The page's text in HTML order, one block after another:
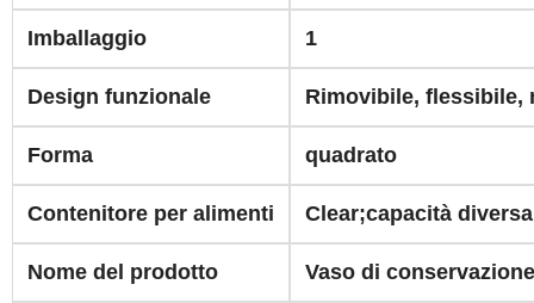
Imballaggio 1
Design funzionale Rimovibile, flessibile,
Forma quadrato
Contenitore per alimenti Clear;capacità diversa
Nome del prodotto Vaso di